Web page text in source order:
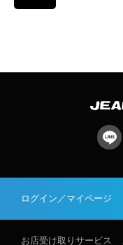
ログイン／マイページ
お店受け取りサービス